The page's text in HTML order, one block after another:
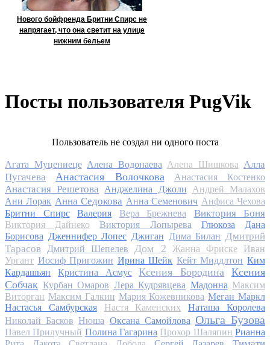
Нового бойфренда Бритни Спирс не
напрягает, что она светит на улице
нижним бельем
Посты пользователя PugVik
Пользователь не создал ни одного поста
Агата Муцениеце Алена Водонаева Алена Шишкова Алла
Пугачева
Анастасия Волочкова Анастасия Костенко
Анастасия Решетова Анджелина Джоли
Андрей Малахов
Ани Лорак Анна Седокова Анна Семенович Анфиса Чехова
Бритни Спирс
Валерия Вера Брежнева Виктория Боня
Виктория Дайнеко Виктория Лопырева Глюкоза
Дана
Борисова Дженнифер Лопес Джиган Дима Билан Дмитрий
Тарасов
Дмитрий Шепелев Дом 2 Жанна Фриске
Иван
Ургант Иосиф Пригожин Ирина Шейк Кейт Миддлтон Ким
Кардашьян
Кристина Асмус Ксения Бородина
Ксения
Собчак Курбан Омаров Лера Кудрявцева Мадонна Максим
Виторган Максим Галкин Мария Кожевникова Меган Маркл
Настасья Самбурская
Настя Каменских
Наташа Королева
Николай Басков Нюша Оксана Самойлова Ольга Бузова
Павел Прилучный Полина Гагарина Прохор Шаляпин Рианна